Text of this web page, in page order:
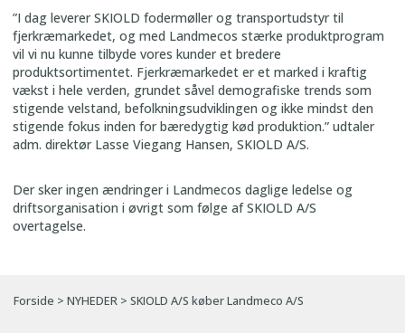
”I dag leverer SKIOLD fodermøller og transportudstyr til
fjerkræmarkedet, og med Landmecos stærke produktprogram
vil vi nu kunne tilbyde vores kunder et bredere
produktsortimentet. Fjerkræmarkedet er et marked i kraftig
vækst i hele verden, grundet såvel demografiske trends som
stigende velstand, befolkningsudviklingen og ikke mindst den
stigende fokus inden for bæredygtig kød produktion.” udtaler
adm. direktør Lasse Viegang Hansen, SKIOLD A/S.
Der sker ingen ændringer i Landmecos daglige ledelse og
driftsorganisation i øvrigt som følge af SKIOLD A/S
overtagelse.
Forside > NYHEDER > SKIOLD A/S køber Landmeco A/S